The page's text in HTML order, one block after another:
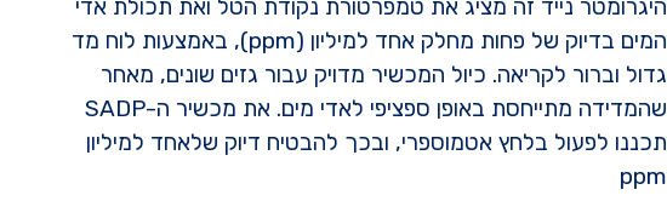
היגרומטר נייד זה מציג את טמפרטורת נקודת הטל ואת תכולת אדי
המים בדיוק של פחות מחלק אחד למיליון (ppm), באמצעות לוח מד
גדול וברור לקריאה. כיול המכשיר מדויק עבור גזים שונים, מאחר
שהמדידה מתייחסת באופן ספציפי לאדי מים. את מכשיר ה-SADP
תכננו לפעול בלחץ אטמוספרי, ובכך להבטיח דיוק שלאחד למיליון
ppm